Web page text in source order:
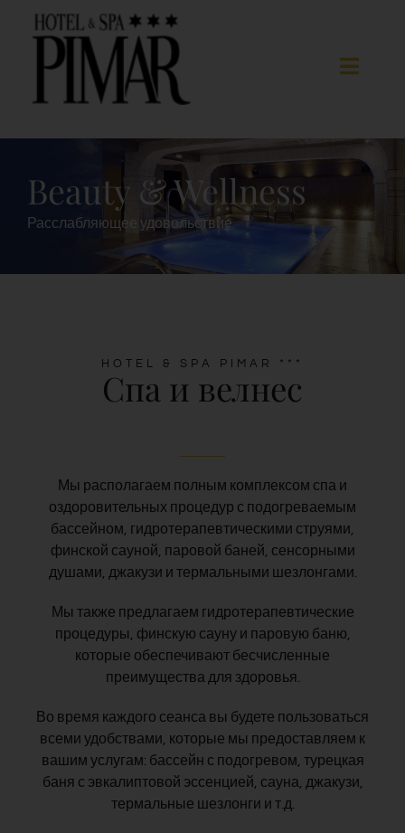
content
Toggle
Спальни
Гостиничные услуги
Beauty & Wellness
Расслабляющее удовольствие.
HOTEL & SPA PIMAR ***
Спа и велнес
Мы располагаем полным комплексом спа и
оздоровительных процедур с подогреваемым
бассейном, гидротерапевтическими струями,
финской сауной, паровой баней, сенсорными
душами, джакузи и термальными шезлонгами.
Мы также предлагаем гидротерапевтические
процедуры, финскую сауну и паровую баню,
которые обеспечивают бесчисленные
преимущества для здоровья.
Во время каждого сеанса вы будете пользоваться
всеми удобствами, которые мы предоставляем к
вашим услугам: бассейн с подогревом, турецкая
баня с эвкалиптовой эссенцией, сауна, джакузи,
термальные шезлонги и т.д.